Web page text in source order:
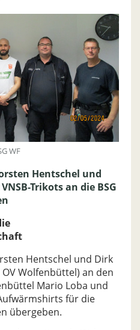
WF
Hentschel und
Trikots an die BSG
Hentschel und Dirk
OV Wolfenbüttel) an den
Mario Loba und
für die
übergeben.